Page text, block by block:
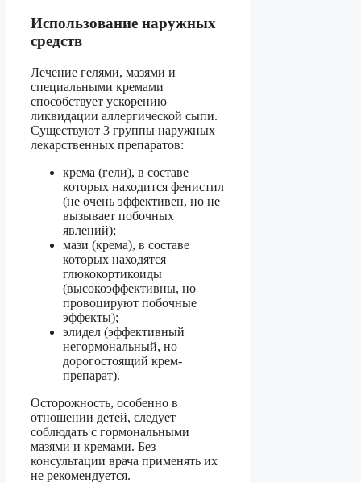
Использование наружных
средств
Лечение гелями, мазями и
специальными кремами
способствует ускорению
ликвидации аллергической сыпи.
Существуют 3 группы наружных
лекарственных препаратов:
крема (гели), в составе
которых находится фенистил
(не очень эффективен, но не
вызывает побочных
явлений);
мази (крема), в составе
которых находятся
глюкокортикоиды
(высокоэффективны, но
провоцируют побочные
эффекты);
элидел (эффективный
негормональный, но
дорогостоящий крем-
препарат).
Осторожность, особенно в
отношении детей, следует
соблюдать с гормональными
мазями и кремами. Без
консультации врача применять их
не рекомендуется.